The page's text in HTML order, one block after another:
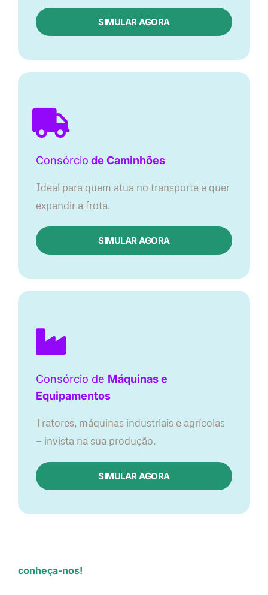
SIMULAR AGORA
Consórcio de Caminhões
Ideal para quem atua no transporte e quer
expandir a frota.
SIMULAR AGORA
Consórcio de Máquinas e
Equipamentos
Tratores, máquinas industriais e agrícolas
— invista na sua produção.
SIMULAR AGORA
conheça-nos!